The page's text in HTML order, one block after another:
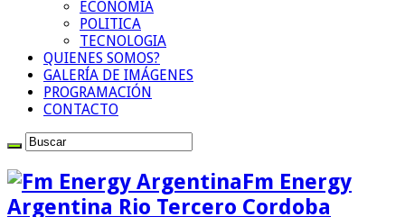
ECONOMIA
POLITICA
TECNOLOGIA
QUIENES SOMOS?
GALERÍA DE IMÁGENES
PROGRAMACIÓN
CONTACTO
Fm Energy
Argentina Rio Tercero Cordoba